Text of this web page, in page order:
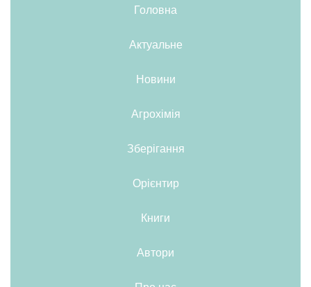
Головна
Актуальне
Новини
Агрохімія
Зберігання
Орієнтир
Книги
Автори